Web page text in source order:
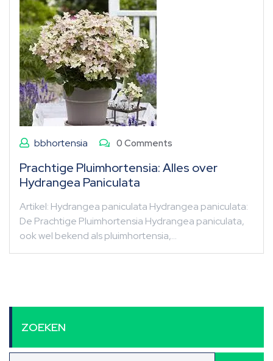
bbhortensia 0 Comments
Prachtige Pluimhortensia: Alles over
Hydrangea Paniculata
Artikel: Hydrangea paniculata Hydrangea paniculata:
De Prachtige Pluimhortensia Hydrangea paniculata,
ook wel bekend als pluimhortensia,…
ZOEKEN